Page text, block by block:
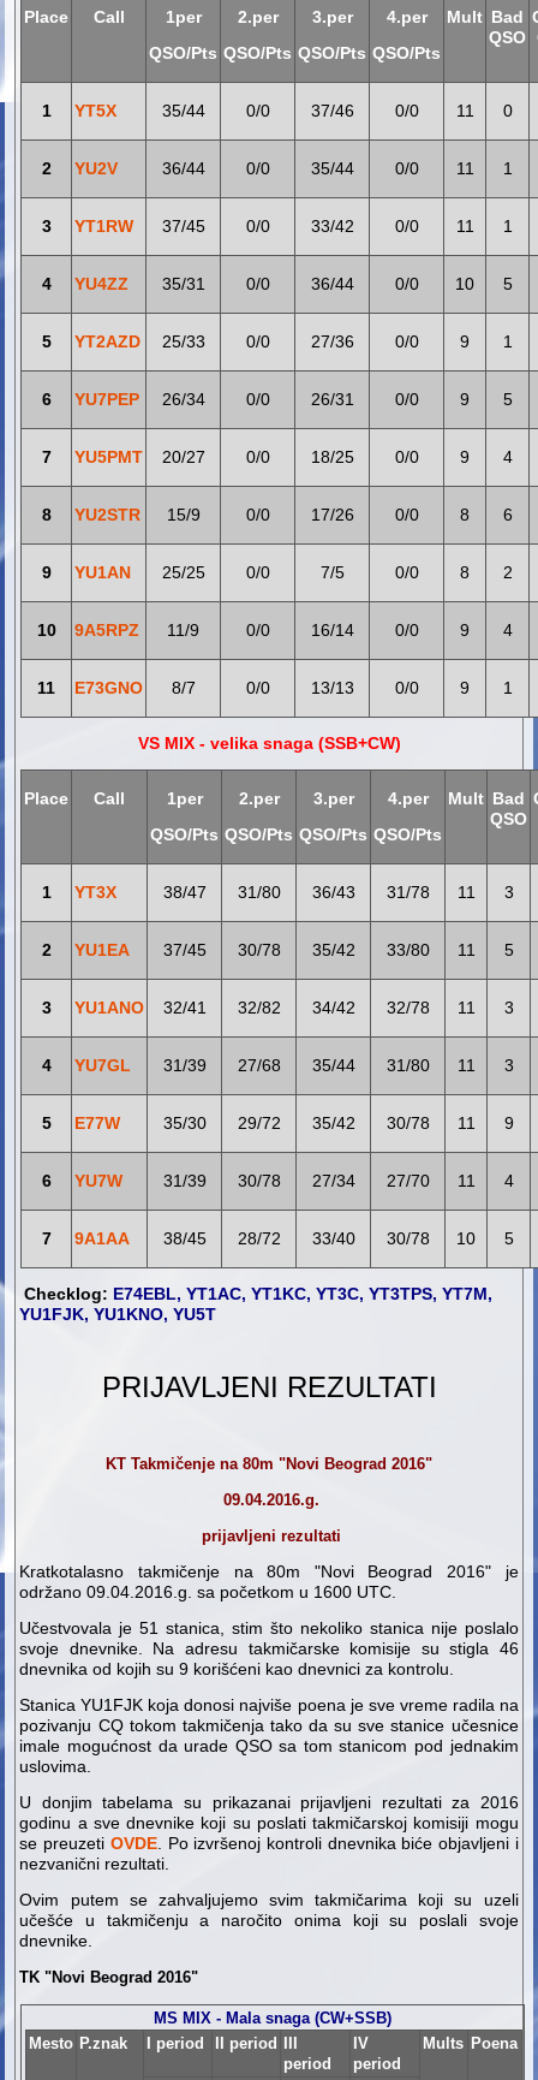
Place Call
1per
QSO/Pts
2.per
QSO/Pts
3.per
QSO/Pts
4.per
QSO/Pts
Mult Bad
QSO
1 YT5X 35/44 0/0 37/46 0/0 11 0
2 YU2V 36/44 0/0 35/44 0/0 11 1
3 YT1RW 37/45 0/0 33/42 0/0 11 1
4 YU4ZZ 35/31 0/0 36/44 0/0 10 5
5 YT2AZD 25/33 0/0 27/36 0/0 9 1
6 YU7PEP 26/34 0/0 26/31 0/0 9 5
7 YU5PMT 20/27 0/0 18/25 0/0 9 4
8 YU2STR 15/9 0/0 17/26 0/0 8 6
9 YU1AN 25/25 0/0 7/5 0/0 8 2
10 9A5RPZ 11/9 0/0 16/14 0/0 9 4
11 E73GNO 8/7 0/0 13/13 0/0 9 1
VS MIX - velika snaga (SSB+CW)
Place Call
1per
QSO/Pts
2.per
QSO/Pts
3.per
QSO/Pts
4.per
QSO/Pts
Mult Bad
QSO
1 YT3X 38/47 31/80 36/43 31/78 11 3
2 YU1EA 37/45 30/78 35/42 33/80 11 5
3 YU1ANO 32/41 32/82 34/42 32/78 11 3
4 YU7GL 31/39 27/68 35/44 31/80 11 3
5 E77W 35/30 29/72 35/42 30/78 11 9
6 YU7W 31/39 30/78 27/34 27/70 11 4
7 9A1AA 38/45 28/72 33/40 30/78 10 5
Checklog: E74EBL, YT1AC, YT1KC, YT3C, YT3TPS, YT7M,
YU1FJK, YU1KNO, YU5T
PRIJAVLJENI REZULTATI
KT Takmičenje na 80m "Novi Beograd 2016"
09.04.2016.g.
prijavljeni rezultati
Kratkotalasno takmičenje na 80m "Novi Beograd 2016" je
održano 09.04.2016.g. sa početkom u 1600 UTC.
Učestvovala je 51 stanica, stim što nekoliko stanica nije poslalo
svoje dnevnike. Na adresu takmičarske komisije su stigla 46
dnevnika od kojih su 9 korišćeni kao dnevnici za kontrolu.
Stanica YU1FJK koja donosi najviše poena je sve vreme radila na
pozivanju CQ tokom takmičenja tako da su sve stanice učesnice
imale mogućnost da urade QSO sa tom stanicom pod jednakim
uslovima.
U donjim tabelama su prikazanai prijavljeni rezultati za 2016
godinu a sve dnevnike koji su poslati takmičarskoj komisiji mogu
se preuzeti OVDE. Po izvršenoj kontroli dnevnika biće objavljeni i
nezvanični rezultati.
Ovim putem se zahvaljujemo svim takmičarima koji su uzeli
učešće u takmičenju a naročito onima koji su poslali svoje
dnevnike.
TK "Novi Beograd 2016"
MS MIX - Mala snaga (CW+SSB)
Mesto P.znak I period II period
period
IV
period
Mults Poena